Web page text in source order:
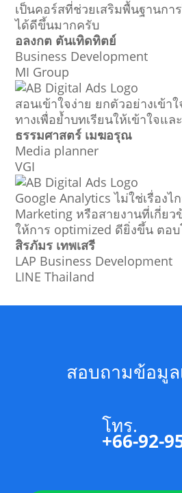
เป็นคอร์สที่ช่วยเสริมพื้นฐานการ
ได้ดีขึ้นมากครับ
อลงกต ตันเทิดทิตย์
Business Development
MI Group
สอนเข้าใจง่าย ยกตัวอย่างเข้า
ทางเพื่อย้ำบทเรียนให้เข้าใจแ
ธรรมศาสตร์ เมฆอรุณ
Media planner
VGI
Google Analytics ไม่ใช่เรื่องไ
Marketing หรือสายงานที่เกี่ยว
ให้การ optimized ดียิ่งขึ้น ตอ
สิรภัมร เทพเสรี
LAP Business Development
LINE Thailand
สอบถามข้อมูล
โทร.
+66-92-